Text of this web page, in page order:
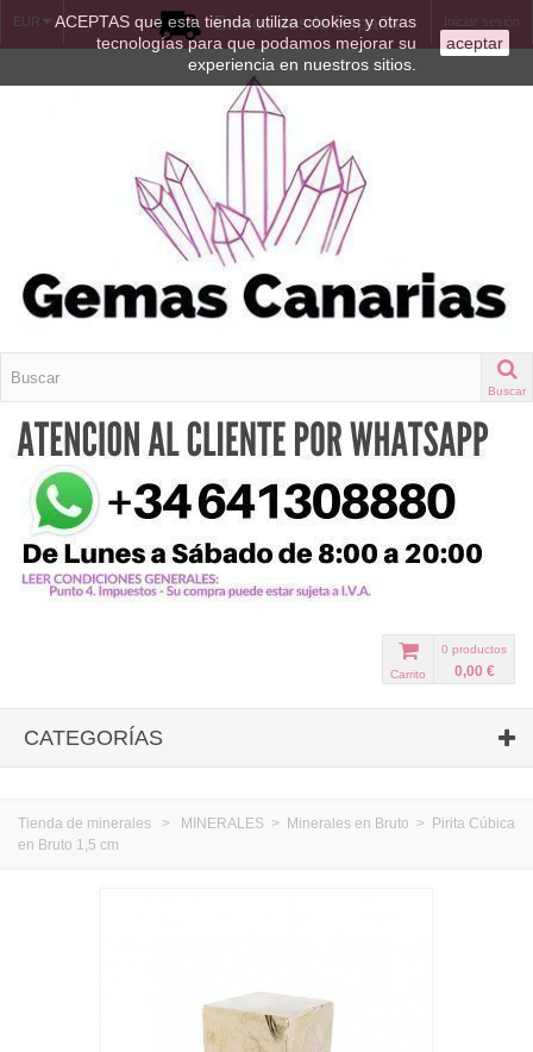
ACEPTAS que esta tienda utiliza cookies y otras
tecnologías para que podamos mejorar su
experiencia en nuestros sitios.
aceptar
EUR Iniciar sesión
Envíos desde España
Buscar
0 productos
0,00 €
Carrito
CATEGORÍAS
Tienda de minerales > MINERALES > Minerales en Bruto > Pirita Cúbica
en Bruto 1,5 cm